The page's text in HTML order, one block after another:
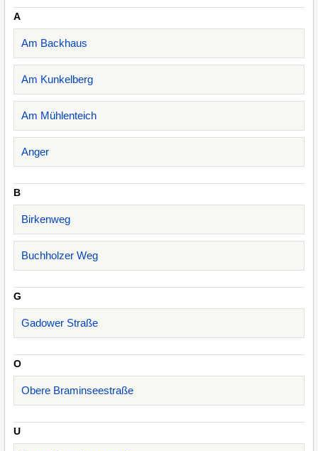
A
Am Backhaus
Am Kunkelberg
Am Mühlenteich
Anger
B
Birkenweg
Buchholzer Weg
G
Gadower Straße
O
Obere Braminseestraße
U